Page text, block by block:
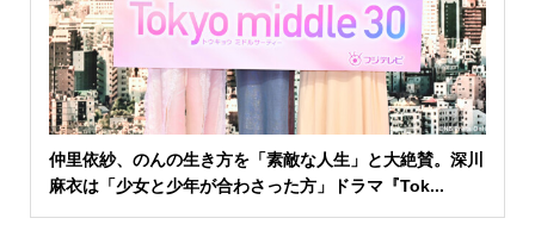
仲里依紗、のんの生き方を「素敵な人生」と大絶賛。深川
麻衣は「少女と少年が合わさった方」ドラマ『Tok...